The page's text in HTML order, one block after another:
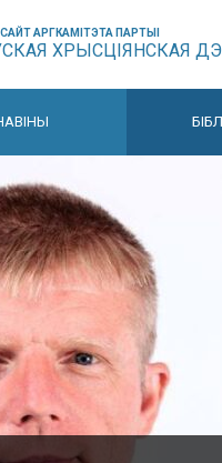
АРГКАМІТЭТА ПАРТЫІ
ХРЫСЦІЯНСКАЯ